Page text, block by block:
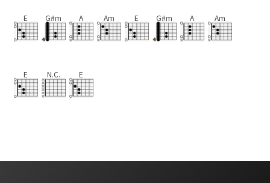
E G#m A Am E G#m A Am
E N.C. E